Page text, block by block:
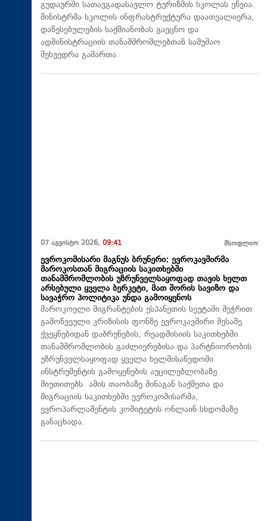
გუდაურში სათავგადასავლო ტურიზმის სკოლას ეწვია.
მინისტრმა სკოლის ინფრასტრუქტურა დაათვალიერა,
დაწესებულების საქმიანობას გაეცნო და
ადმინისტრაციის თანამშრომლებთან სამუშაო
შეხვედრა გამართა.
07 აგვისტო 2026, 09:41 მსოფლიო
ევროკომისარი მაგნუს ბრუნერი: ევროკავშირმა
მაროკოსთან მიგრაციის საკითხებში
თანამშრომლობის უზრუნველსაყოფად თავის ხელთ
არსებული ყველა ბერკეტი, მათ შორის სავიზო და
სავაჭრო პოლიტიკა უნდა გამოიყენოს
მაროკოელი მიგრანტების ესპანეთის სეუტაში შეჭრით
გამოწვეული კრიზისის ფონზე ევროკავშირი მესამე
ქვეყნებიდან დაბრუნების, რეადმისიის საკითხებში
თანამშრომლობის გაძლიერებისა და პარტნიორობის
უზრუნველსაყოფად ყველა ხელმისაწვდომი
ინსტრუმენტის გამოყენების აუცილებლობაზე
მიუთითებს. ამის თაობაზე შინაგან საქმეთა და
მიგრაციის საკითხებში ევროკომისარმა,
ევროპარლამენტის კომიტეტის ონლაინ სხდომაზე
განაცხადა.